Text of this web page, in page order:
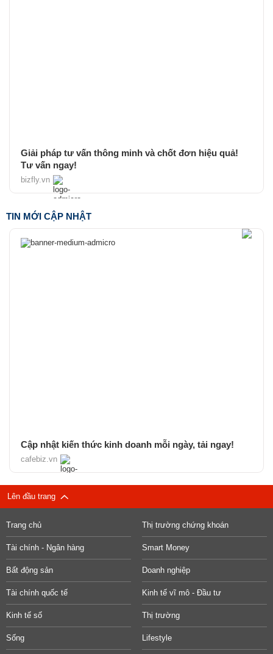
Giải pháp tư vấn thông minh và chốt đơn hiệu quả!
Tư vấn ngay!
bizfly.vn
TIN MỚI CẬP NHẬT
Cập nhật kiến thức kinh doanh mỗi ngày, tải ngay!
cafebiz.vn
Lên đầu trang
Trang chủ Thị trường chứng khoán
Tài chính - Ngân hàng Smart Money
Bất động sản Doanh nghiệp
Tài chính quốc tế Kinh tế vĩ mô - Đầu tư
Kinh tế số Thị trường
Sống Lifestyle